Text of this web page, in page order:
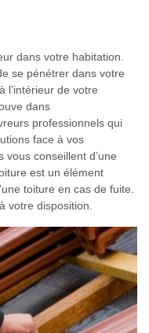
dans votre habitation.
se pénétrer dans votre
l’intérieur de votre
dans
professionnels qui
face à vos
conseillent d’une
est un élément
toiture en cas de fuite.
votre disposition.